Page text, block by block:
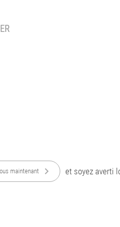
maintenant chevron_right et soyez averti